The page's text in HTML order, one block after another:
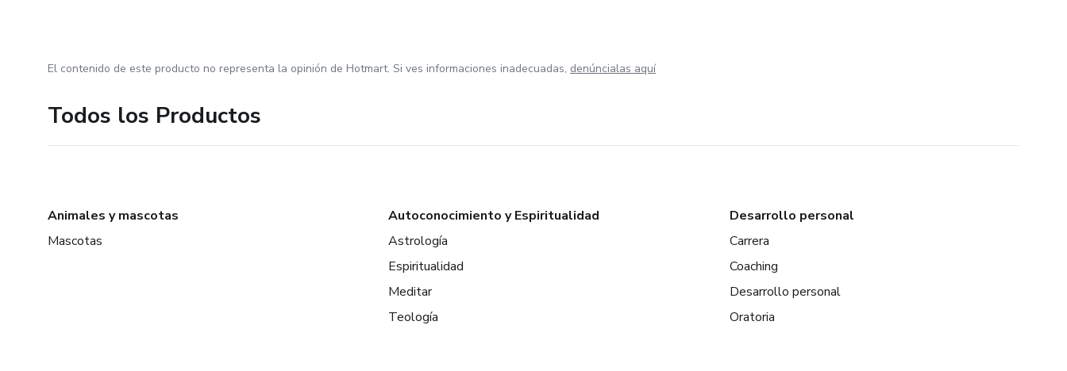
El contenido de este producto no representa la opinión de Hotmart. Si ves informaciones inadecuadas, denúncialas aquí
Todos los Productos
Animales y mascotas
Mascotas
Autoconocimiento y Espiritualidad
Astrología
Espiritualidad
Meditar
Teología
Desarrollo personal
Carrera
Coaching
Desarrollo personal
Oratoria